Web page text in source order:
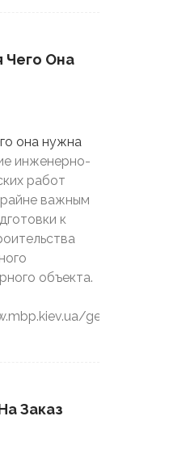
Сильный Снег, А
Чего Она
инженерно-
работ
важным
к
объекта.
geology
Заказ